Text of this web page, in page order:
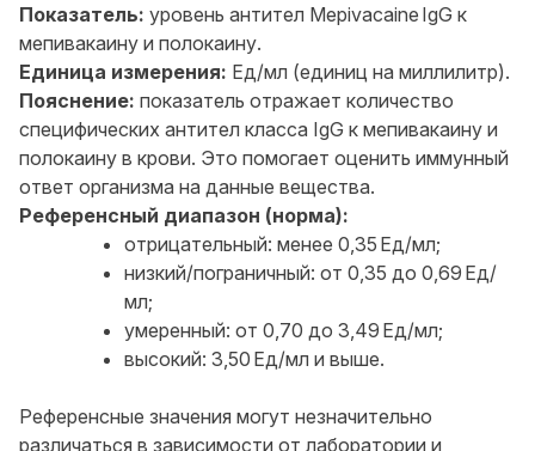
Показатель: уровень антител Mepivacaine IgG к
мепивакаину и полокаину.
Единица измерения: Ед/мл (единиц на миллилитр).
Пояснение: показатель отражает количество
специфических антител класса IgG к мепивакаину и
полокаину в крови. Это помогает оценить иммунный
ответ организма на данные вещества.
Референсный диапазон (норма):
отрицательный: менее 0,35 Ед/мл;
низкий/пограничный: от 0,35 до 0,69 Ед/
мл;
умеренный: от 0,70 до 3,49 Ед/мл;
высокий: 3,50 Ед/мл и выше.
Референсные значения могут незначительно
различаться в зависимости от лаборатории и